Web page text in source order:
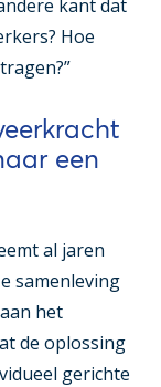
kant dat
Hoe
een
al jaren
samenleving
het
de oplossing
gerichte